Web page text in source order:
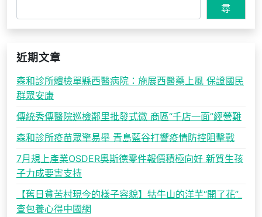
尋
近期文章
森和診所體檢單縣西醫病院：施展西醫藥上風 保證國民
群眾安康
傳統秀傳醫院巡檢鄰里批發式微 商區“千店一面”經營難
森和診所疫苗眾擎易舉 青島藍谷打響疫情防控阻擊戰
7月規上產業OSDER奧斯德零件報價積極向好 新質生孩
子力成要害支持
【舊日貧苦村現今的樣子容貌】牯牛山的洋芋“開了花”_
查包養心得中國網